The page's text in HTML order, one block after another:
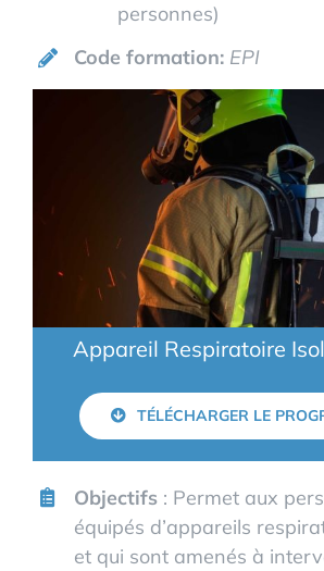
personnes)
Code formation: EPI
Appareil Respiratoire
TÉLÉCHARGER LE
Objectifs : Permet aux
équipés d’appareils
et qui sont amenés à